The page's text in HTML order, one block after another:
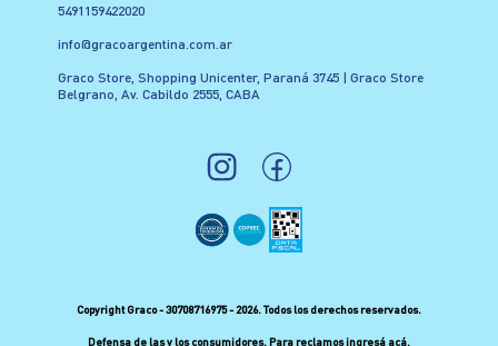
5491159422020
info@gracoargentina.com.ar
Graco Store, Shopping Unicenter, Paraná 3745 | Graco Store
Belgrano, Av. Cabildo 2555, CABA
Copyright Graco - 30708716975 - 2026. Todos los derechos reservados.
Defensa de las y los consumidores. Para reclamos ingresá acá.